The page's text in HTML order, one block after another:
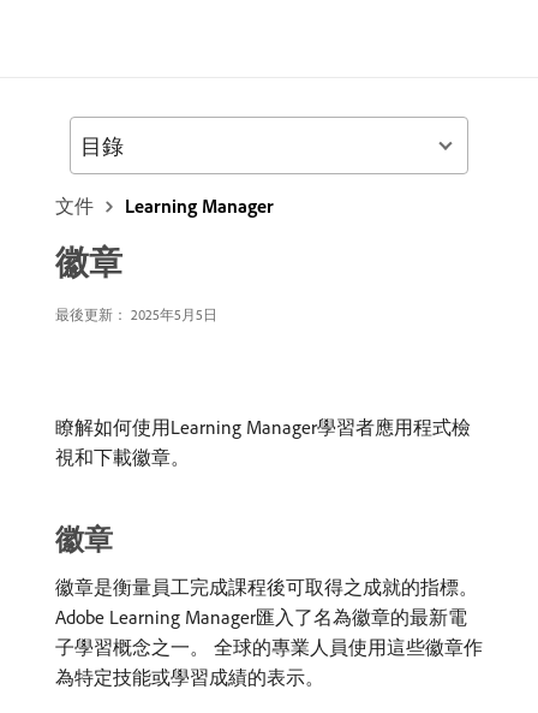
文件 Learning Manager
徽章
最後更新： 2025年5月5日
瞭解如何使用Learning Manager學習者應用程式檢
視和下載徽章。
徽章
徽章是衡量員工完成課程後可取得之成就的指標。
Adobe Learning Manager匯入了名為徽章的最新電
子學習概念之一。 全球的專業人員使用這些徽章作
為特定技能或學習成績的表示。
目錄